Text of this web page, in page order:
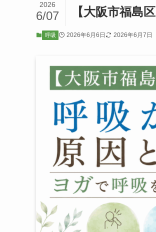
【大阪市福島
2026
6/07
呼吸 2026年6月6日 2026年6月7日